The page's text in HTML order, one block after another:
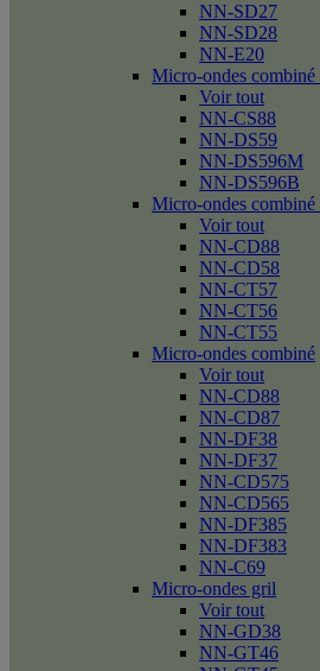
NN-SD27
NN-SD28
NN-E20
Micro-ondes combiné
Voir tout
NN-CS88
NN-DS59
NN-DS596M
NN-DS596B
Micro-ondes
Voir tout
NN-CD88
NN-CD58
NN-CT57
NN-CT56
NN-CT55
Micro-ondes combiné
Voir tout
NN-CD88
NN-CD87
NN-DF38
NN-DF37
NN-CD575
NN-CD565
NN-DF385
NN-DF383
NN-C69
Micro-ondes gril
Voir tout
NN-GD38
NN-GT46